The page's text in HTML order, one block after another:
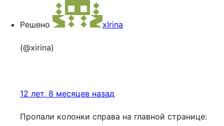
Решено xIrina
(@xirina)
12 лет, 8 месяцев назад
Пропали колонки справа на главной странице: